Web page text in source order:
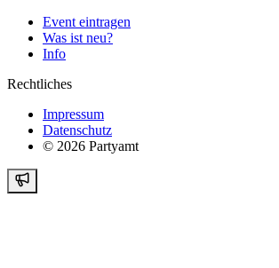
Event eintragen
Was ist neu?
Info
Rechtliches
Impressum
Datenschutz
© 2026 Partyamt